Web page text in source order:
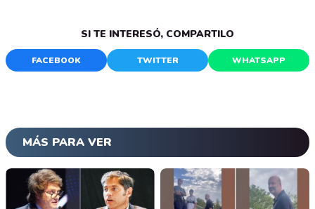
SI TE INTERESÓ, COMPARTILO
FACEBOOK TWITTER WHATSAPP
MÁS PARA VER